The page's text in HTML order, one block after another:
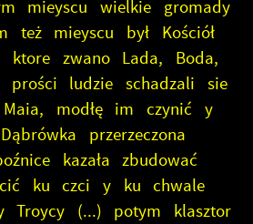
mieyscu wielkie gromady
też mieyscu był Kościół
ktore zwano Lada, Boda,
ludzie schadzali sie
modłę im czynić y
przerzeczona
kazała zbudować
ku czci y ku chwale
Troycy (...) potym klasztor